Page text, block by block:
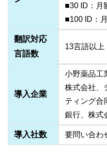
■30 ID：月
■100 ID：
翻訳対応
言語数
13言語以上
導入企業
小野薬品工
株式会社、
ティング合
銀行、株
導入社数 要問い合わ